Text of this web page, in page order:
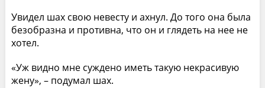
Увидел шах свою невесту и ахнул. До того она была
безобразна и противна, что он и глядеть на нее не
хотел.
«Уж видно мне суждено иметь такую некрасивую
жену», – подумал шах.